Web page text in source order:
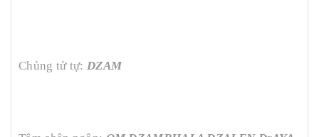
Chủng tử tự: DZAM